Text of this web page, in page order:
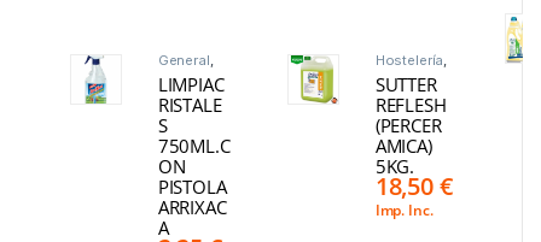
General,
Limpieza,
Sin
categoria,
Superficie
s
LIMPIAC
RISTALE
S
750ML.C
ON
PISTOLA
ARRIXAC
A
Hostelería,
Sin
categoria,
Suelo
SUTTER
REFLESH
(PERCER
AMICA)
5KG.
18,50€
Imp. Inc.